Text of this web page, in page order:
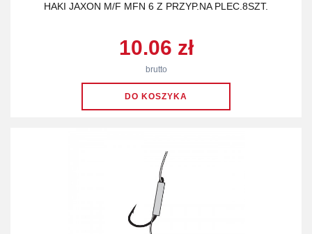
HAKI JAXON M/F MFN 6 Z PRZYP.NA PLEC.8SZT.
10.06 zł
brutto